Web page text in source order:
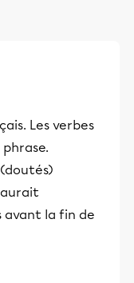
Les verbes
avant la fin de